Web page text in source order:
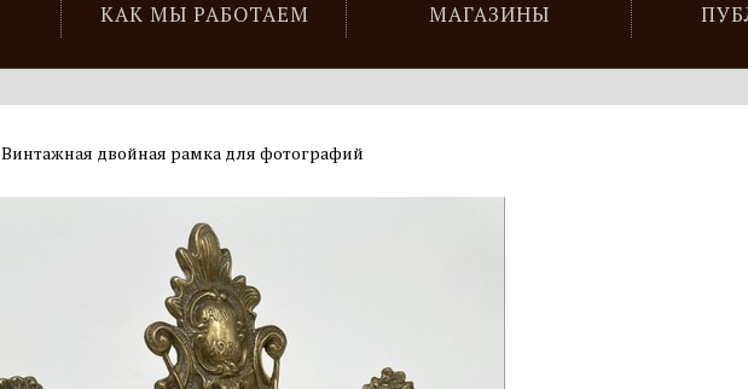
КАК МЫ РАБОТАЕМ МАГАЗИНЫ
Винтажная двойная рамка для фотографий